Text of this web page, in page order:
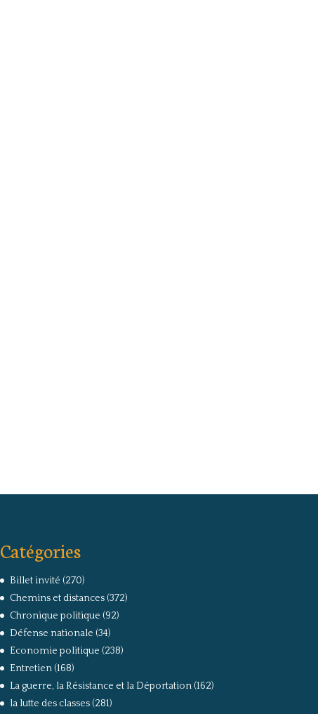
Catégories
Billet invité (270)
Chemins et distances(372)
Chronique politique (92)
Défense nationale (34)
Economie politique (238)
Entretien(168)
La guerre, la Résistance et la Déportation(162)
la lutte des classes(281)